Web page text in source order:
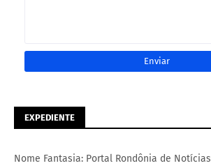
EXPEDIENTE
Nome Fantasia: Portal Rondônia de Notícias